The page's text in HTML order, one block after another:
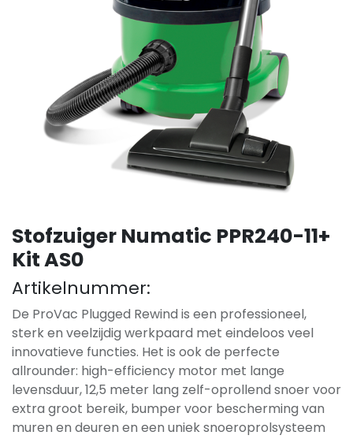
Stofzuiger Numatic PPR240-11+
Kit AS0
Artikelnummer:
De ProVac Plugged Rewind is een professioneel,
sterk en veelzijdig werkpaard met eindeloos veel
innovatieve functies. Het is ook de perfecte
allrounder: high-efficiency motor met lange
levensduur, 12,5 meter lang zelf-oprollend snoer voor
extra groot bereik, bumper voor bescherming van
muren en deuren en een uniek snoeroprolsysteem